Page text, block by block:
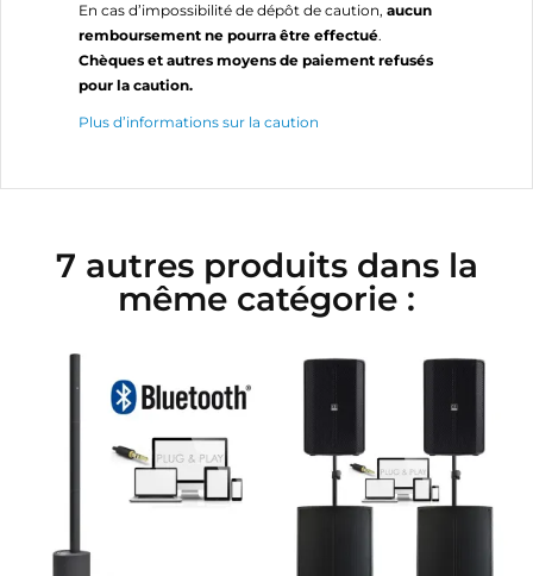
En cas d’impossibilité de dépôt de caution, aucun
remboursement ne pourra être effectué.
Chèques et autres moyens de paiement refusés
pour la caution.
Plus d’informations sur la caution
7 autres produits dans la
même catégorie :